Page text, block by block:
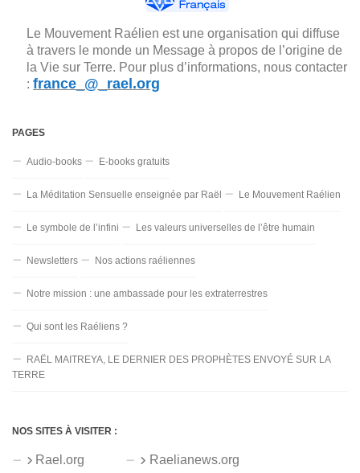
Le Mouvement Raélien est une organisation qui diffuse
à travers le monde un Message à propos de l’origine de
la Vie sur Terre. Pour plus d’informations, nous contacter
: france_@_rael.org
PAGES
Audio-books E-books gratuits
La Méditation Sensuelle enseignée par Raël Le Mouvement Raélien
Le symbole de l’infini Les valeurs universelles de l’être humain
Newsletters Nos actions raéliennes
Notre mission : une ambassade pour les extraterrestres
Qui sont les Raéliens ?
RAËL MAITREYA, LE DERNIER DES PROPHÈTES ENVOYÉ SUR LA
TERRE
NOS SITES À VISITER :
Rael.org Raelianews.org